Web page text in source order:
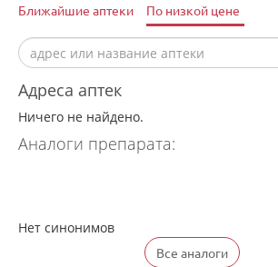
Ближайшие аптеки
По низкой цене
Адреса аптек
Ничего не найдено.
Аналоги препарата:
Нет синонимов
Все аналоги